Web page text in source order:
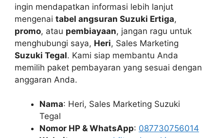
ingin mendapatkan informasi lebih lanjut
mengenai tabel angsuran Suzuki Ertiga,
promo, atau pembiayaan, jangan ragu untuk
menghubungi saya, Heri, Sales Marketing
Suzuki Tegal. Kami siap membantu Anda
memilih paket pembayaran yang sesuai dengan
anggaran Anda.
Nama: Heri, Sales Marketing Suzuki
Tegal
Nomor HP & WhatsApp: 087730756014